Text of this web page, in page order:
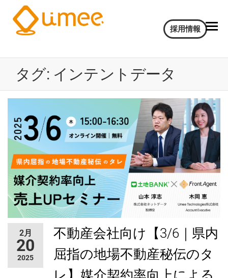
Technologies
株式会社
ン
サ
イ
ト
電
気
通
信
大
学
認
定
ベ
ン
チ
ャ
ー
採用情報
タグ: インテントデータ
2月
20
2025
不動産会社向け【3/6｜県内
屈指の地場不動産秘伝のタ